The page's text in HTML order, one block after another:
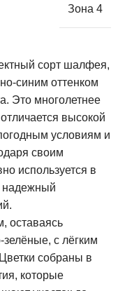
Зона 4
сорт шалфея,
синим оттенком
Это многолетнее
высокой
условиям и
своим
используется в
надежный
оставаясь
с лёгким
собраны в
которые